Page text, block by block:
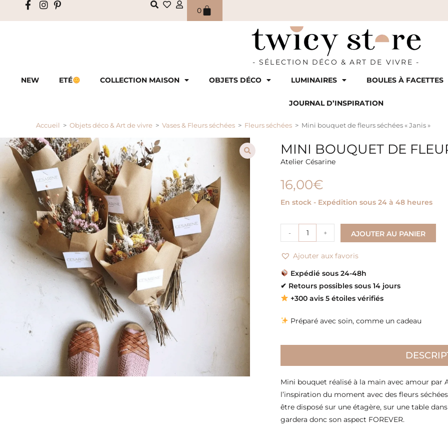
0
- SÉLECTION DÉCO & ART DE VIVRE -
NEW
ETÉ COLLECTION MAISON OBJETS DÉCO LUMINAIRES BOULES À FACETTES
JOURNAL D’INSPIRATION
Accueil > Objets déco & Art de vivre > Vases & Fleurs séchées > Fleurs séchées > Mini bouquet de fleurs séchées « Janis »
MINI BOUQUET DE
Atelier Césarine
16,00€
En stock - Expédition sous 24 à 48 heures
- + AJOUTER AU PANIER
Ajouter aux favoris
Expédié sous 24-48h
✔ Retours possibles sous 14 jours
+300 avis 5 étoiles vérifiés
Préparé avec soin, comme un cadeau
Mini bouquet réalisé à la main avec amour par
l’inspiration du moment avec des fleurs
être disposé sur une étagère, sur une table
gardera donc son aspect FOREVER.